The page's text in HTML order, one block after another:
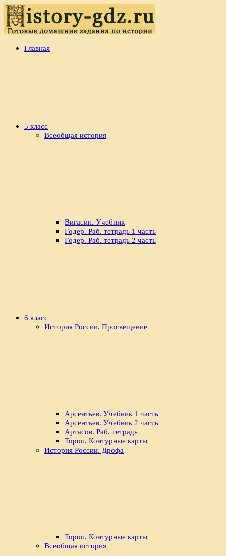
Перейти
к
содержимому
history-
ГотовыеГлавная
5 класс
Всеобщая история
Вигасин. Учебник
Годер. Раб. тетрадь 1 часть
Годер. Раб. тетрадь 2 часть
6 класс
История России. Просвещение
Арсентьев. Учебник 1 часть
Арсентьев. Учебник 2 часть
Артасов. Раб. тетрадь
Тороп. Контурные карты
История России. Дрофа
Тороп. Контурные карты
Всеобщая история